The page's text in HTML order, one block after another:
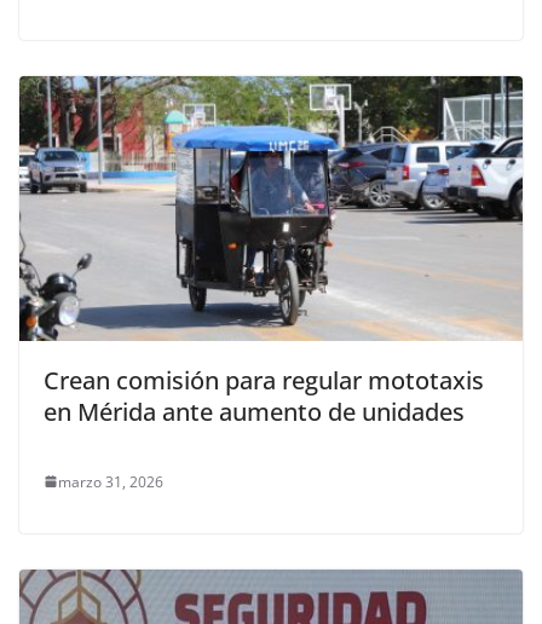
Crean comisión para regular mototaxis
en Mérida ante aumento de unidades
marzo 31, 2026